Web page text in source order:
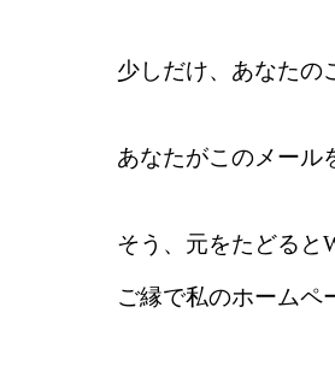
少しだけ、あなたの
あなたがこのメール
そう、元をたどると
ご縁で私のホームペ